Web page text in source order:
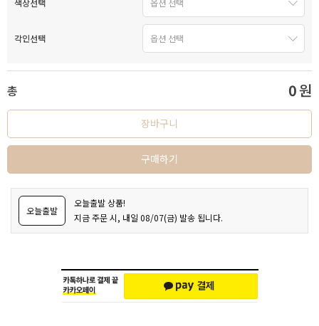
색상선택
각인선택
총 0원
장바구니
구매하기
오늘출발
오늘출발 상품!
지금 주문 시, 내일 08/07(금) 발송 됩니다.